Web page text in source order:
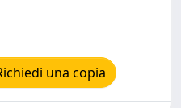
una copia